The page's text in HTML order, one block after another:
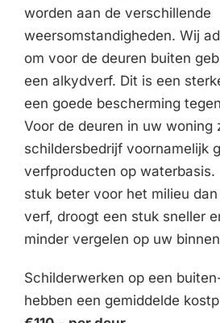
worden aan de verschillende
weersomstandigheden. Wij
om voor de deuren buiten
een alkydverf. Dit is een
een goede bescherming
Voor de deuren in uw woning
schildersbedrijf voornamelijk
verfproducten op waterbasis.
stuk beter voor het milieu
verf, droogt een stuk sneller
minder vergelen op uw
Schilderwerken op een
hebben een gemiddelde